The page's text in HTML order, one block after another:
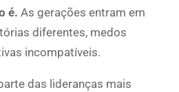
é. As gerações entram em
diferentes, medos
incompatíveis.
das lideranças mais